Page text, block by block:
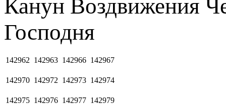
Канун Воздвижения
Господня
142962 142963 142966 142967
142970 142972 142973 142974
142975 142976 142977 142979